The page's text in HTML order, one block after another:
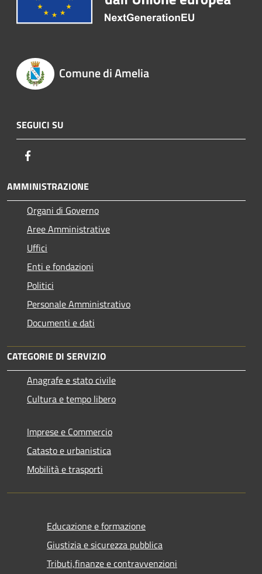
Comune di Amelia
SEGUICI SU
AMMINISTRAZIONE
Organi di Governo
Aree Amministrative
Uffici
Enti e fondazioni
Politici
Personale Amministrativo
Documenti e dati
CATEGORIE DI SERVIZIO
Anagrafe e stato civile
Cultura e tempo libero
Imprese e Commercio
Catasto e urbanistica
Mobilità e trasporti
Educazione e formazione
Giustizia e sicurezza pubblica
Tributi,finanze e contravvenzioni